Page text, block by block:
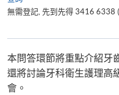
無需登記, 先到先得 3416 6338 (
本問答環節將重點介紹牙
還將討論牙科衛生護理高
會。